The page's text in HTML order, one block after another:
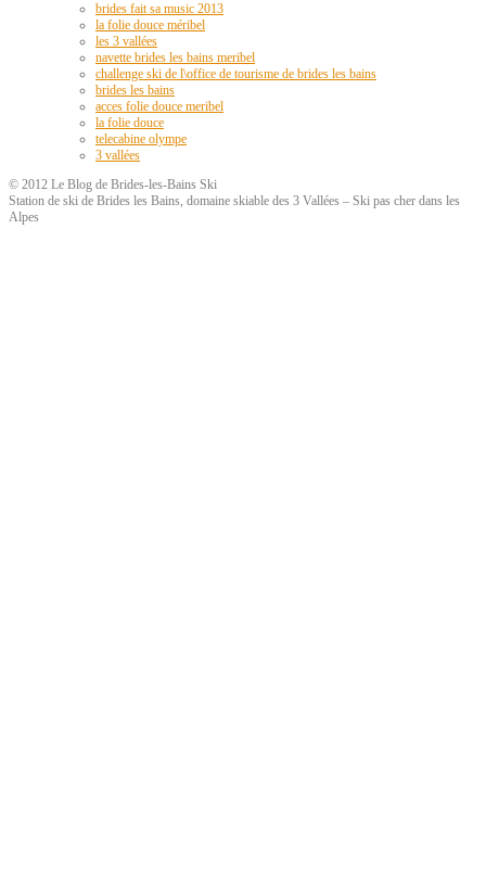
brides fait sa music 2013
la folie douce méribel
les 3 vallées
navette brides les bains meribel
challenge ski de l\office de tourisme de brides les bains
brides les bains
acces folie douce meribel
la folie douce
telecabine olympe
3 vallées
© 2012 Le Blog de Brides-les-Bains Ski
Station de ski de Brides les Bains, domaine skiable des 3 Vallées – Ski pas cher dans les
Alpes